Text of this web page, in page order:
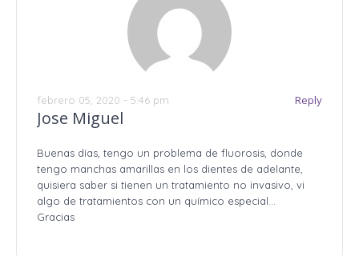
Reply
febrero 05, 2020 - 5:46 pm
Jose Miguel
Buenas días, tengo un problema de fluorosis, donde
tengo manchas amarillas en los dientes de adelante,
quisiera saber si tienen un tratamiento no invasivo, vi
algo de tratamientos con un químico especial…
Gracias